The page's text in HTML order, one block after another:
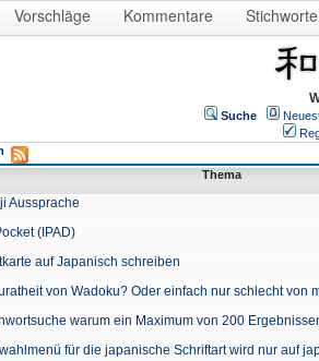
Vorschläge Kommentare Stichworte
Suche
Thema
Aussprache
(IPAD)
auf Japanisch schreiben
von Wadoku? Oder einfach nur schlecht von
warum ein Maximum von 200
für die japanische Schriftart wird nur auf